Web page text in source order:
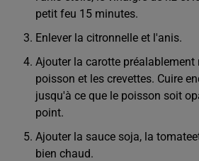
petit feu 15 minutes.
Enlever la citronnelle et l'anis.
Ajouter la carotte préalablement
poisson et les crevettes. Cuire
jusqu'à ce que le poisson soit
point.
Ajouter la sauce soja, la
bien chaud.